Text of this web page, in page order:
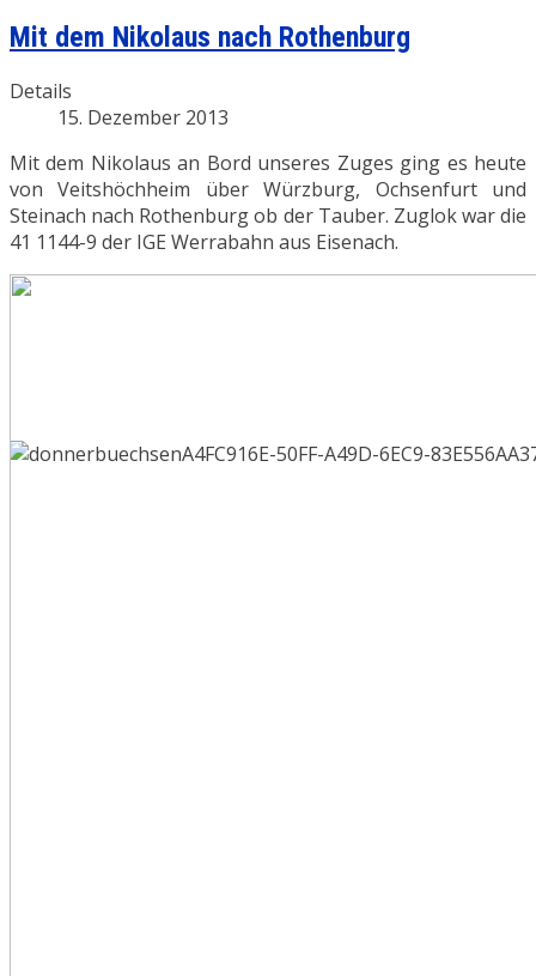
Mit dem Nikolaus nach Rothenburg
Details
15. Dezember 2013
Mit dem Nikolaus an Bord unseres Zuges ging es heute
von Veitshöchheim über Würzburg, Ochsenfurt und
Steinach nach Rothenburg ob der Tauber. Zuglok war die
41 1144-9 der IGE Werrabahn aus Eisenach.